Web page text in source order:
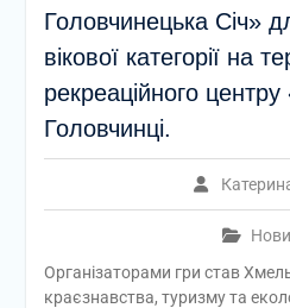
Головчинецька Січ»
вікової категорії на
рекреаційного центру
Головчинці.
Організаторами гри став
краєзнавства, туризму та